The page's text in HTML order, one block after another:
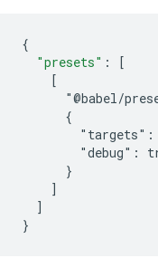
{
"presets" :
[
    [
"@babel/
      {
"targets":
"debug":
      }
]
]
}